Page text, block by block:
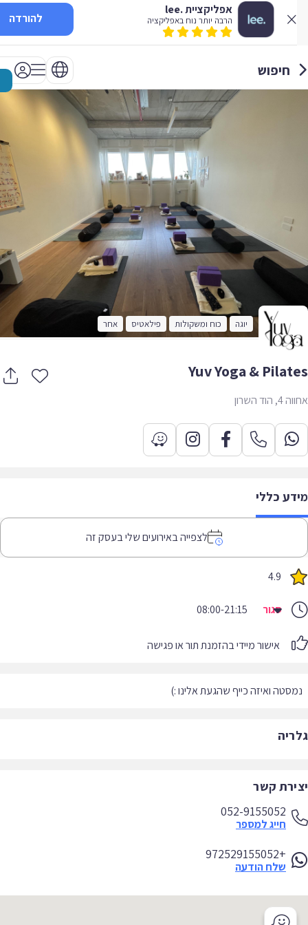
אפליקציית .lee
הרבה יותר נוח באפליקציה להורדה
חיפוש
יוגה כוח ומשקולות פילאטיס אחר
Yuv Yoga &
השרון
כללי
לצפייה באירועים שלי בעסק זה
4.9
סגור 08:00-21:15
אישור מיידי בהזמנת תור או פגישה
ואיזה כייף שהגעת אלינו :)
קשר
052-9155052
חייג למספר
+972529155052
שלח הודעה